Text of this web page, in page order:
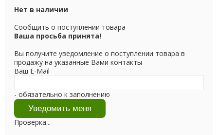
Нет в наличии
Сообщить о поступлении товара
Ваша просьба принята!
Вы получите уведомление о поступлении товара в
продажу на указанные Вами контакты
Ваш E-Mail
- обязательно к заполнению
Проверка...